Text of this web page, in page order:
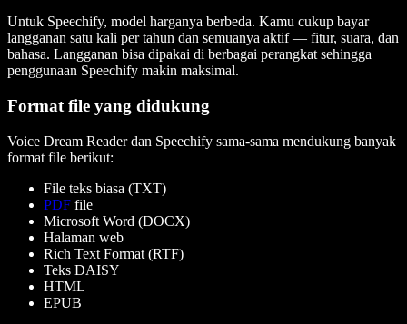
Untuk Speechify, model harganya berbeda. Kamu cukup bayar
langganan satu kali per tahun dan semuanya aktif — fitur, suara, dan
bahasa. Langganan bisa dipakai di berbagai perangkat sehingga
penggunaan Speechify makin maksimal.
Format file yang didukung
Voice Dream Reader dan Speechify sama-sama mendukung banyak
format file berikut:
File teks biasa (TXT)
PDF file
Microsoft Word (DOCX)
Halaman web
Rich Text Format (RTF)
Teks DAISY
HTML
EPUB